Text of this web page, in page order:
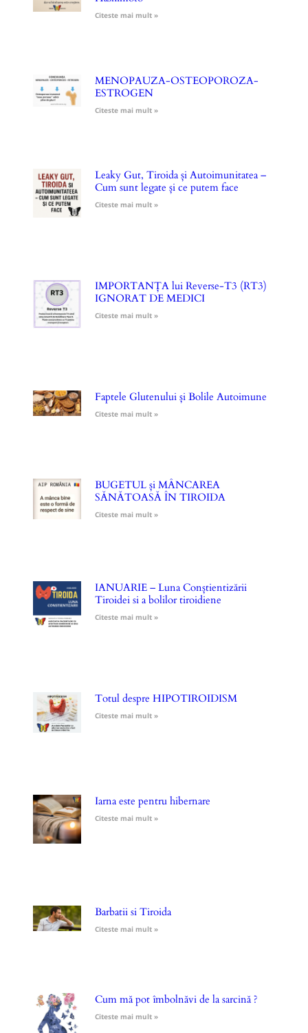
Citeste mai mult »
MENOPAUZA-OSTEOPOROZA-
ESTROGEN
Citeste mai mult »
Leaky Gut, Tiroida și Autoimunitatea –
Cum sunt legate și ce putem face
Citeste mai mult »
IMPORTANȚA lui Reverse-T3 (RT3)
IGNORAT DE MEDICI
Citeste mai mult »
Faptele Glutenului și Bolile Autoimune
Citeste mai mult »
BUGETUL și MÂNCAREA
SĂNĂTOASĂ ÎN TIROIDA
Citeste mai mult »
IANUARIE – Luna Conștientizării
Tiroidei si a bolilor tiroidiene
Citeste mai mult »
Totul despre HIPOTIROIDISM
Citeste mai mult »
Iarna este pentru hibernare
Citeste mai mult »
Barbatii si Tiroida
Citeste mai mult »
Cum mă pot îmbolnăvi de la sarcină ?
Citeste mai mult »